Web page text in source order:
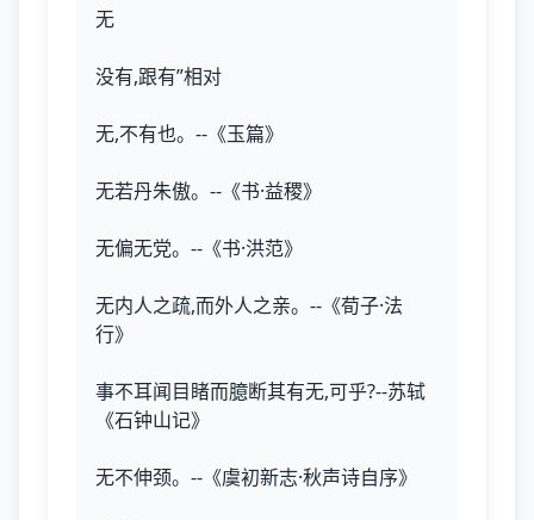
无
没有,跟有”相对
无,不有也。--《玉篇》
无若丹朱傲。--《书·益稷》
无偏无党。--《书·洪范》
无内人之疏,而外人之亲。--《荀子·法
行》
事不耳闻目睹而臆断其有无,可乎?--苏轼
《石钟山记》
无不伸颈。--《虞初新志·秋声诗自序》